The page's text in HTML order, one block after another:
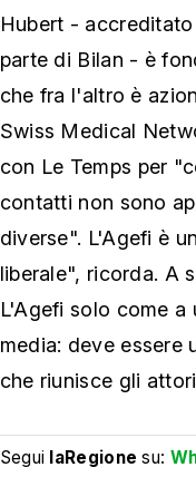
Hubert -
parte di Bilan - è
che fra l'altro è
Swiss Medical
con Le Temps per
contatti non sono
diverse". L'Agefi è
liberale", ricorda. A
L'Agefi solo come a
media: deve essere
che riunisce gli
Segui laRegione su: